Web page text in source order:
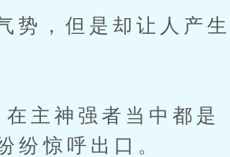
，但是却让人产生
主神强者当中都是
惊呼出口。